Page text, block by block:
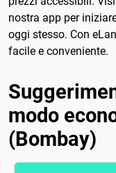
nostra app per
oggi stesso. Con
facile e conveniente.
modo
(Bombay)